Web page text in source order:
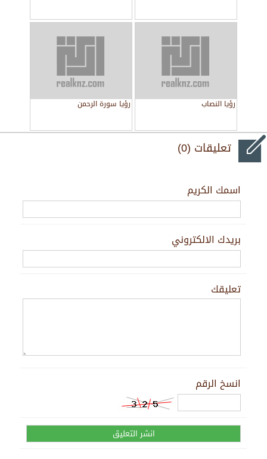
رؤيا النصاب رؤيا سورة الرحمن
تعليقات (0)
اسمك الكريم
بريدك الالكتروني
تعليقك
انسخ الرقم